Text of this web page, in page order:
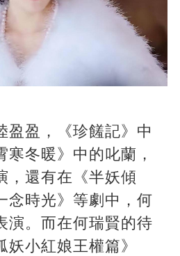
盈盈，《珍饈記》中
寒冬暖》中的叱蘭，
，還有在《半妖傾
念時光》等劇中，何
演。而在何瑞賢的待
小紅娘王權篇》